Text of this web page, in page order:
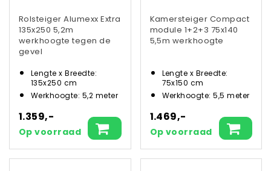
Rolsteiger Alumexx Extra
135x250 5,2m
werkhoogte tegen de
gevel
Lengte x Breedte:
135x250 cm
Werkhoogte: 5,2 meter
1.359,-
Op voorraad
Kamersteiger Compact
module 1+2+3 75x140
5,5m werkhoogte
Lengte x Breedte:
75x150 cm
Werkhoogte: 5,5 meter
1.469,-
Op voorraad